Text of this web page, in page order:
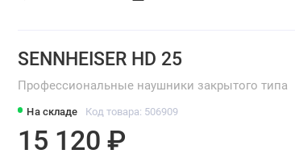
SENNHEISER HD 25
Профессиональные наушники закрытого типа
На складе Код товара: 506909
15 120 ₽